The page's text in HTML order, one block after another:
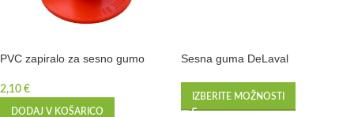
PVC zapiralo za sesno gumo
2,10 €
DODAJ V KOŠARICO
Sesna guma DeLaval
IZBERITE MOŽNOSTI